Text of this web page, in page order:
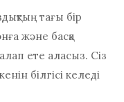
тағы бір
және басқа
ете аласыз. Сіз
білгісі келеді